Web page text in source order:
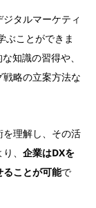
タルマーケティ
ぶことができま
知識の習得や、
略の立案方法な
理解し、その活
、 企業はDXを
ることが可能で